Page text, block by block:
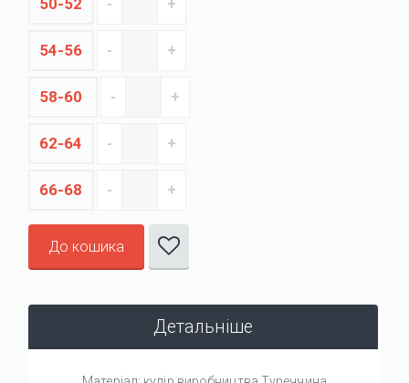
50-52
54-56
58-60
62-64
66-68
До кошика
Детальніше